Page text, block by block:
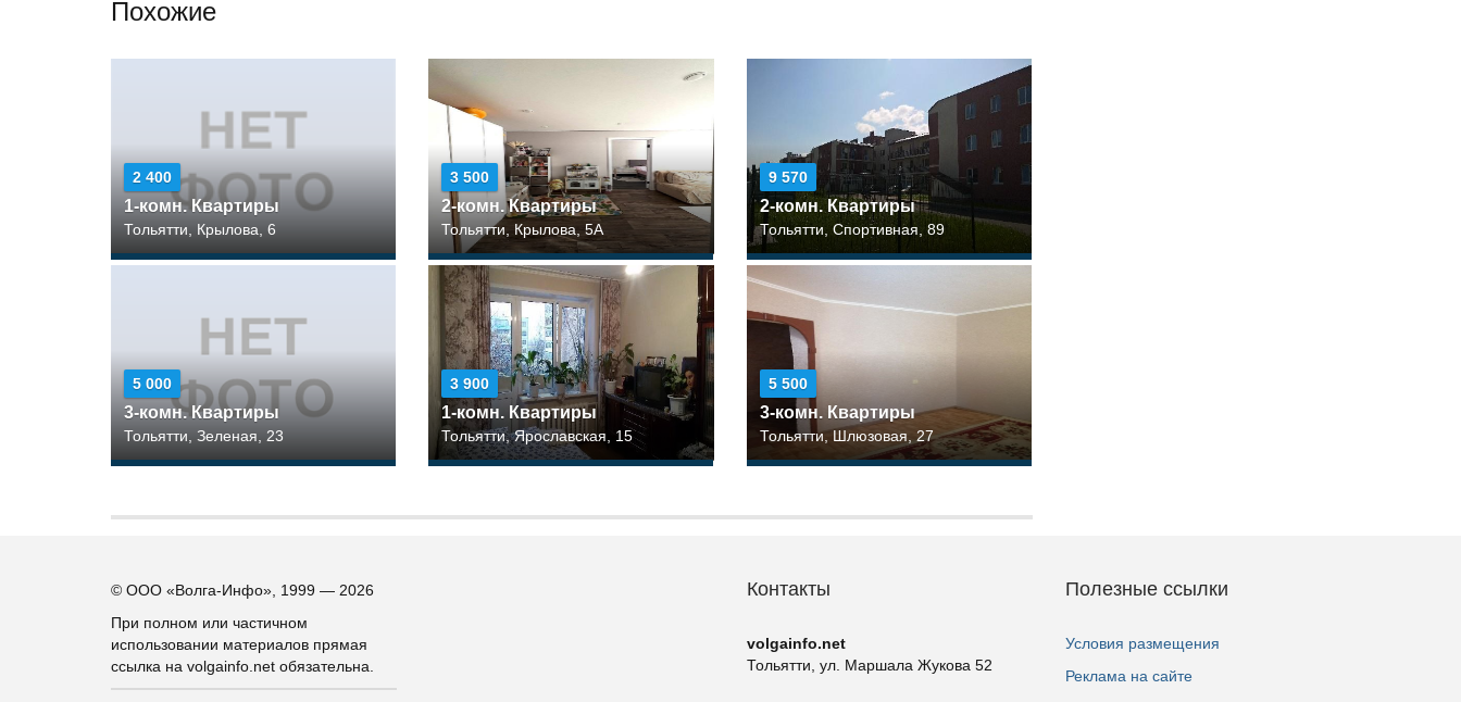
Похожие
2 400
1-комн. Квартиры
Тольятти, Крылова, 6
3 500
2-комн. Квартиры
Тольятти, Крылова, 5А
9 570
2-комн. Квартиры
Тольятти, Спортивная, 89
5 000
3-комн. Квартиры
Тольятти, Зеленая, 23
3 900
1-комн. Квартиры
Тольятти, Ярославская, 15
5 500
3-комн. Квартиры
Тольятти, Шлюзовая, 27
© ООО «Волга-Инфо», 1999 — 2026
При полном или частичном
использовании материалов прямая
ссылка на volgainfo.net обязательна.
Контакты
volgainfo.net
Тольятти, ул. Маршала Жукова 52
Полезные ссылки
Условия размещения
Реклама на сайте